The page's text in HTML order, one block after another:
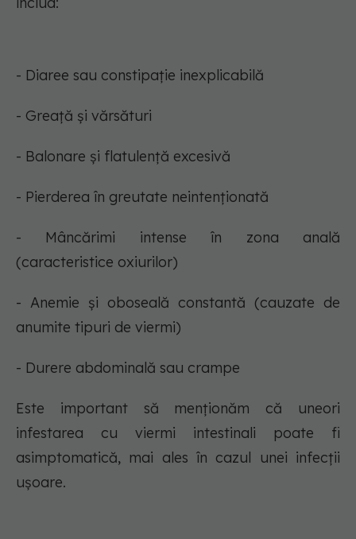
- Diaree sau constipație inexplicabilă
- Greață și vărsături
- Balonare și flatulență excesivă
- Pierderea în greutate neintenționată
- Mâncărimi intense în zona anală
(caracteristice oxiurilor)
- Anemie și oboseală constantă (cauzate de
anumite tipuri de viermi)
- Durere abdominală sau crampe
Este important să menționăm că uneori
infestarea cu viermi intestinali poate fi
asimptomatică, mai ales în cazul unei infecții
ușoare.